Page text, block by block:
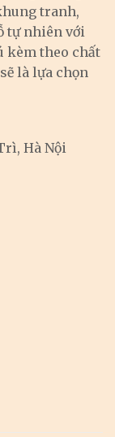
tranh,
tự nhiên với
kèm theo chất
là lựa chọn
Hà Nội